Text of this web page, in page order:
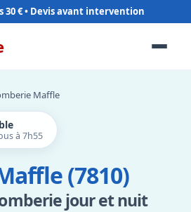
30 €
Maffle
à 7h55
(7810)
jour et nuit